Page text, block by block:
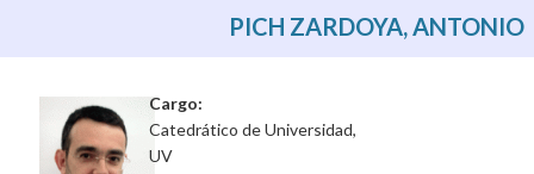
PICH ZARDOYA, ANTONIO
Cargo:
Catedrático de Universidad,
UV